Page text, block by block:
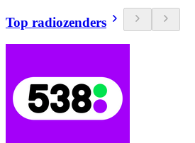
Top radiozenders